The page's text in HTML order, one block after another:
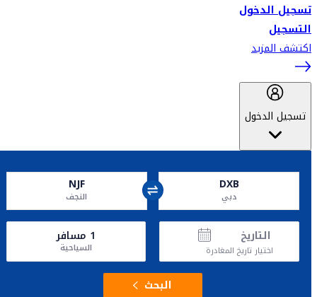
تسجيل الدخول
التسجيل
اكتشف المزيد
تسجيل الدخول
DXB
دبي
NJF
النجف
التاريخ
اختيار تاريخ المغادرة
1 مسافر
السياحية
البحث